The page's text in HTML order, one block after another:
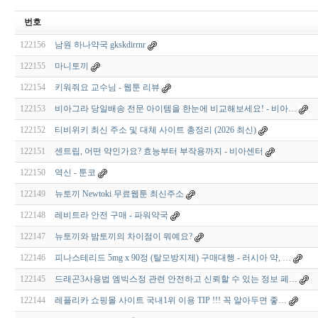
번호
122156 남원 하나약국 gkskdirrnr
122155 마니토끼
122154 키워줘요 교수님 - 웹툰 리뷰
122153 비아그라 당일배송 전문 아이템을 한눈에 비교해보세요! - 비아…
122152 티비위키 최신 주소 및 대체 사이트 총정리 (2026 최신)
122151 센트립, 어떤 약인가요? 효능부터 부작용까지 - 비아센터
122150 역신 - 툰코
122149 뉴토끼 Newtoki 무료웹툰 최신주소
122148 레비트라 안전 구매 - 파워약국
122147 뉴토끼와 밤토끼의 차이점이 뭐예요?
122146 피나스테리드 5mg x 90정 (탈모방지제) 구매대행 - 러시아 약, …
122145 드래곤3사용법 엠빅스정 관련 안전하고 신뢰할 수 있는 정보 페…
122144 레플리카 쇼핑몰 사이트 국내1위 이용 TIP !!! 꼭 알아두면 좋…